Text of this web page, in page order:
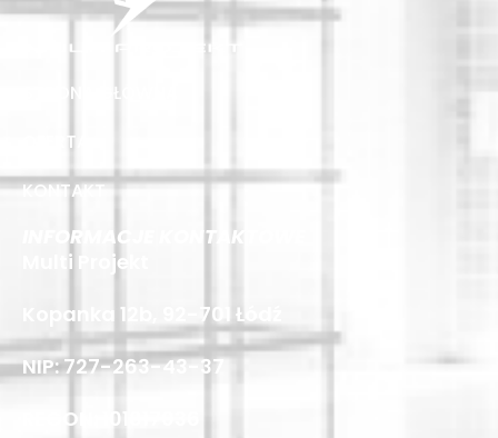
STRONA GŁÓWNA
OFERTA
KONTAKT
INFORMACJE KONTAKTOWE
Multi Projekt
Kopanka 12b, 92-701 Łódź
NIP: 727-263-43-37
REGON: 101817036